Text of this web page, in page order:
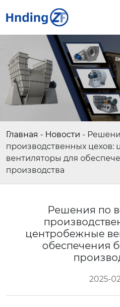
Главная - Новости -
производственных цехов:
вентиляторы для
производства
Решения по
центробежные
обеспечения
2025-